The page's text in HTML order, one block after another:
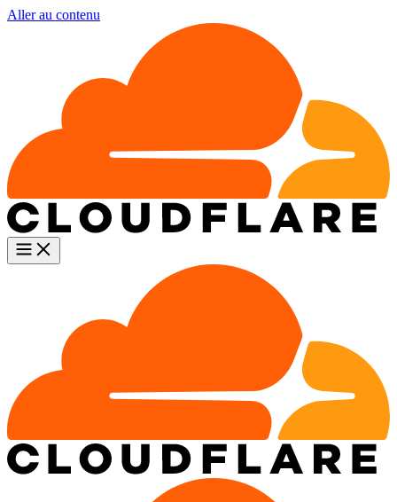
Aller au contenu